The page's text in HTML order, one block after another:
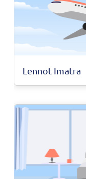
Lennot Imatra